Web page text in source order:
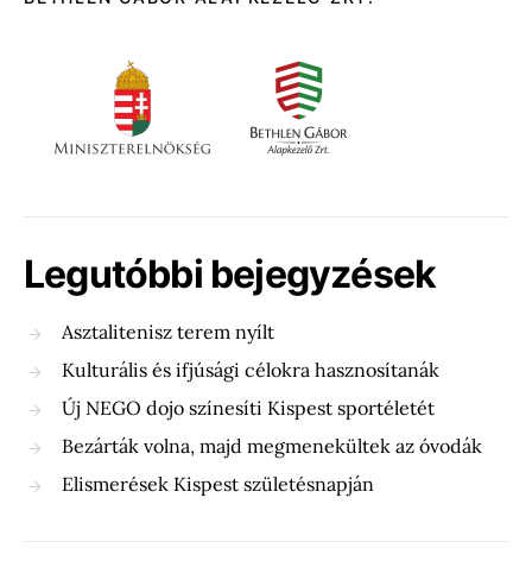
Legutóbbi bejegyzések
Asztalitenisz terem nyílt
Kulturális és ifjúsági célokra hasznosítanák
Új NEGO dojo színesíti Kispest sportéletét
Bezárták volna, majd megmenekültek az óvodák
Elismerések Kispest születésnapján